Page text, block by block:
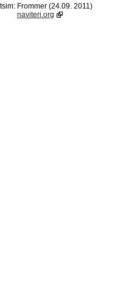
tsim: Frommer (24.09. 2011)
naviteri.org